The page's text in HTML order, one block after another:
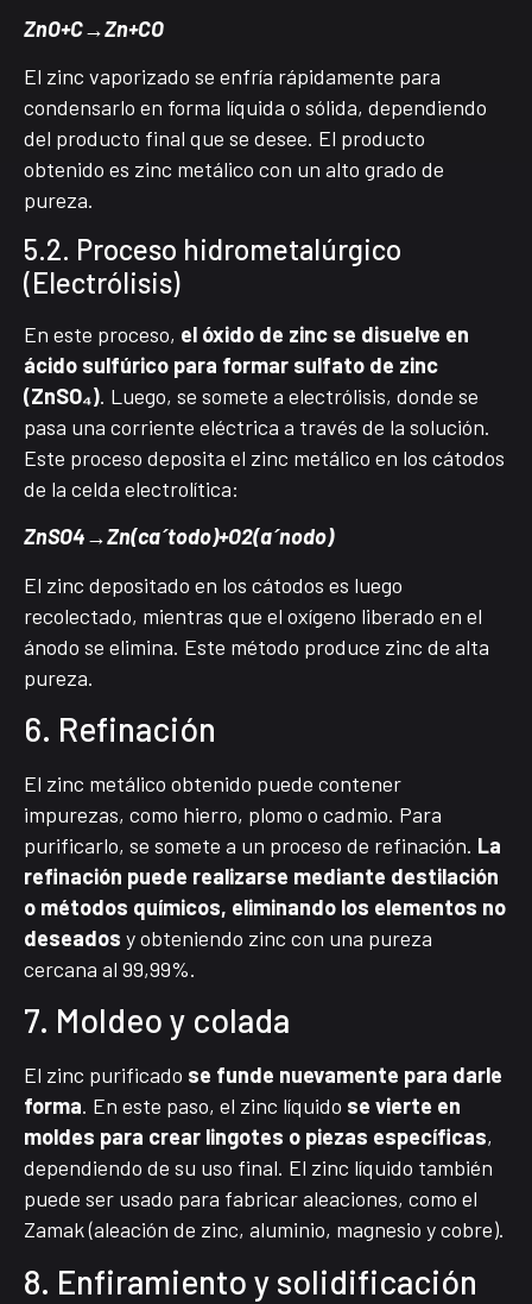
ZnO+C→Zn+CO
El zinc vaporizado se enfría rápidamente para
condensarlo en forma líquida o sólida, dependiendo
del producto final que se desee. El producto
obtenido es zinc metálico con un alto grado de
pureza.
5.2. Proceso hidrometalúrgico
(Electrólisis)
En este proceso, el óxido de zinc se disuelve en
ácido sulfúrico para formar sulfato de zinc
(ZnSO₄). Luego, se somete a electrólisis, donde se
pasa una corriente eléctrica a través de la solución.
Este proceso deposita el zinc metálico en los cátodos
de la celda electrolítica:
ZnSO4​→Zn(caˊtodo)+O2​(aˊnodo)
El zinc depositado en los cátodos es luego
recolectado, mientras que el oxígeno liberado en el
ánodo se elimina. Este método produce zinc de alta
pureza.
6. Refinación
El zinc metálico obtenido puede contener
impurezas, como hierro, plomo o cadmio. Para
purificarlo, se somete a un proceso de refinación. La
refinación puede realizarse mediante destilación
o métodos químicos, eliminando los elementos no
deseados y obteniendo zinc con una pureza
cercana al 99,99%.
7. Moldeo y colada
El zinc purificado se funde nuevamente para darle
forma. En este paso, el zinc líquido se vierte en
moldes para crear lingotes o piezas específicas,
dependiendo de su uso final. El zinc líquido también
puede ser usado para fabricar aleaciones, como el
Zamak (aleación de zinc, aluminio, magnesio y cobre).
8. Enfiramiento y solidificación